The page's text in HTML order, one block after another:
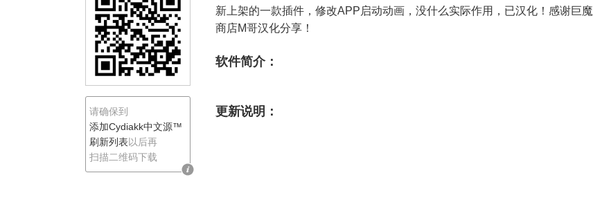
请确保到
添加Cydiakk中文源™
刷新列表 以后再
扫描二维码下载
新上架的一款插件，修改APP启动动画，没什么实际作用，已汉化！感谢巨魔
商店M哥汉化分享！
软件简介：
更新说明：